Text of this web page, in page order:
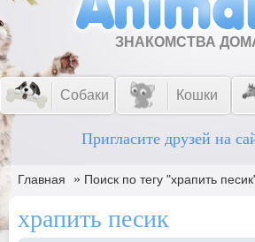
ЗНАКОМСТВА
Собаки Кошки
Пригласите друзей на
Главная » Поиск по тегу "храпить
храпить песик